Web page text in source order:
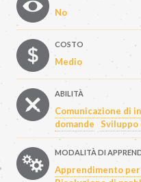
No
COSTO
Medio
ABILITÀ
Comunicazione di
domande
Sviluppo
MODALITÀ DI
Apprendimento